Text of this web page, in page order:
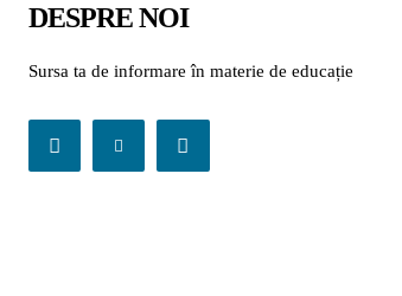
DESPRE NOI
Sursa ta de informare în materie de educație